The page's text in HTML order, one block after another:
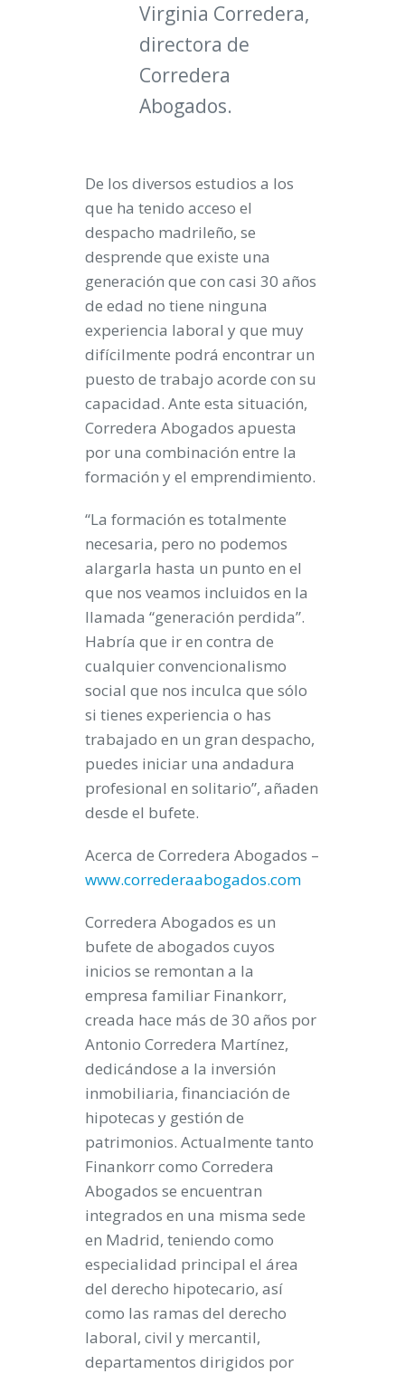
Virginia Corredera,
directora de
Corredera
Abogados.
De los diversos estudios a los
que ha tenido acceso el
despacho madrileño, se
desprende que existe una
generación que con casi 30 años
de edad no tiene ninguna
experiencia laboral y que muy
difícilmente podrá encontrar un
puesto de trabajo acorde con su
capacidad. Ante esta situación,
Corredera Abogados apuesta
por una combinación entre la
formación y el emprendimiento.
“La formación es totalmente
necesaria, pero no podemos
alargarla hasta un punto en el
que nos veamos incluidos en la
llamada “generación perdida”.
Habría que ir en contra de
cualquier convencionalismo
social que nos inculca que sólo
si tienes experiencia o has
trabajado en un gran despacho,
puedes iniciar una andadura
profesional en solitario”, añaden
desde el bufete.
Acerca de Corredera Abogados –
www.correderaabogados.com
Corredera Abogados es un
bufete de abogados cuyos
inicios se remontan a la
empresa familiar Finankorr,
creada hace más de 30 años por
Antonio Corredera Martínez,
dedicándose a la inversión
inmobiliaria, financiación de
hipotecas y gestión de
patrimonios. Actualmente tanto
Finankorr como Corredera
Abogados se encuentran
integrados en una misma sede
en Madrid, teniendo como
especialidad principal el área
del derecho hipotecario, así
como las ramas del derecho
laboral, civil y mercantil,
departamentos dirigidos por